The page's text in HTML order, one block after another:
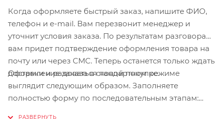
Когда оформляете быстрый заказ, напишите ФИО,
телефон и e-mail. Вам перезвонит менеджер и
уточнит условия заказа. По результатам разговора
вам придет подтверждение оформления товара на
почту или через СМС. Теперь останется только ждать
доставки и радоваться новой покупке.
Оформление заказа в стандартном режиме
выглядит следующим образом. Заполняете
полностью форму по последовательным этапам: